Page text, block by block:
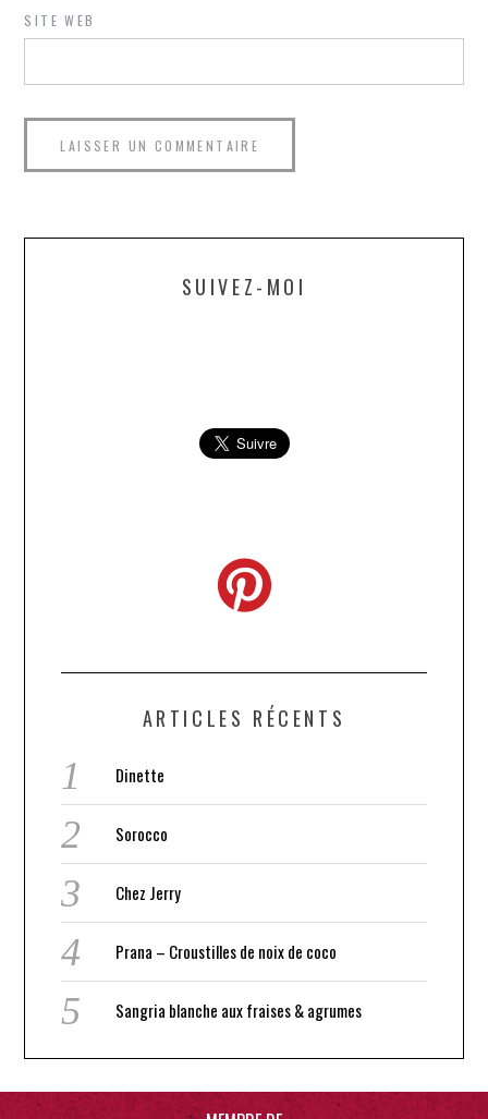
SITE WEB
SUIVEZ-MOI
ARTICLES RÉCENTS
Dinette
Sorocco
Chez Jerry
Prana – Croustilles de noix de coco
Sangria blanche aux fraises & agrumes